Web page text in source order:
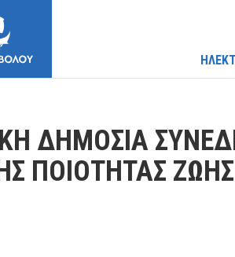
ΔΗΜΟΣΙΑ
ΠΟΙΟΤΗΤΑΣ ΖΩΗΣ